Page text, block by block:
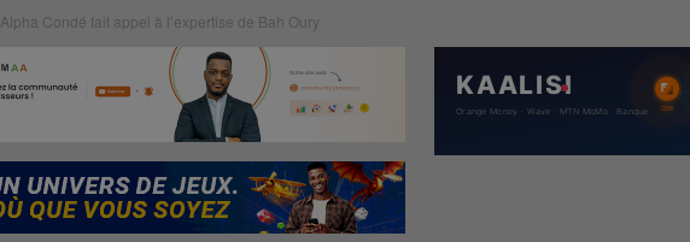
Alpha Condé fait appel à l’expertise de Bah Oury